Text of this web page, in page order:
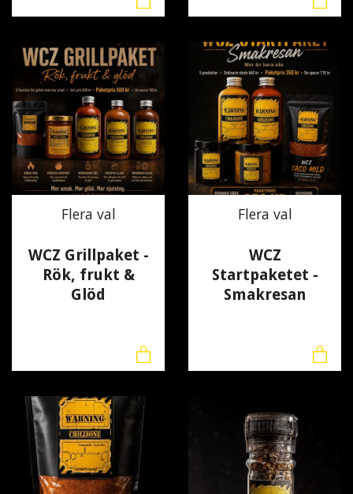
Flera val
WCZ Grillpaket -
Rök, frukt &
Glöd
Flera val
WCZ
Startpaketet -
Smakresan